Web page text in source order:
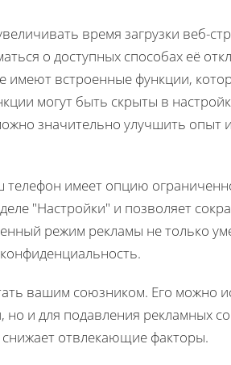
время загрузки веб-
о доступных способах её
имеют встроенные функции,
могут быть скрыты в
значительно улучшить опыт
имеет опцию
"Настройки" и позволяет
режим рекламы не только
вашим союзником. Его можно
но и для подавления рекламных
отвлекающие факторы.